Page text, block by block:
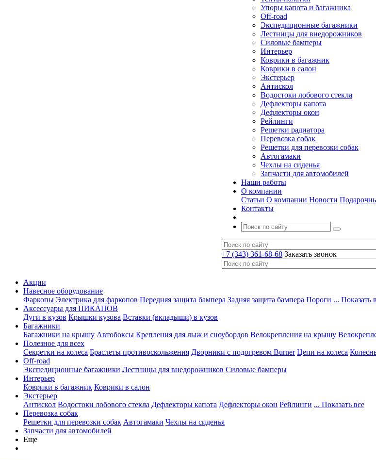
Упоры капота и багажника
Off-road
Экспедиционные багажники
Лестницы для внедорожников
Силовые бамперы
Интерьер
Коврики в багажник
Коврики в салон
Экстерьер
Антискол
Водостоки лобового стекла
Дефлекторы капота
Дефлекторы окон
Рейлинги
Решетки радиатора
Перевозка собак
Решетки для перевозки собак
Автогамаки
Чехлы на сиденья
Запчасти для автомобилей
Наши работы
О компании
Статьи О компании Новости
Контакты
+7 (343) 361-68-68 Заказать звонок
Акции
Навесное оборудование
Фаркопы Электрика для фаркопов Передняя защита бампера Задняя защита бампера Пороги ... Показать
Аксессуары для ПИКАПОВ
Дуги в кузов Крышки кузова Вставки (вкладыши) в кузов
Багажники
Багажники на крышу Автобоксы Крепления для лыж и сноубордов Велокрепления на крышу
Полезное для всех
Секретки на колеса Браслеты противоскольжения Дворники с подогревом Burner Цепи на колеса
Off-road
Экспедиционные багажники Лестницы для внедорожников Силовые бамперы
Интерьер
Коврики в багажник Коврики в салон
Экстерьер
Антискол Водостоки лобового стекла Дефлекторы капота Дефлекторы окон Рейлинги ... Показать все
Перевозка собак
Решетки для перевозки собак Автогамаки Чехлы на сиденья
Запчасти для автомобилей
Еще